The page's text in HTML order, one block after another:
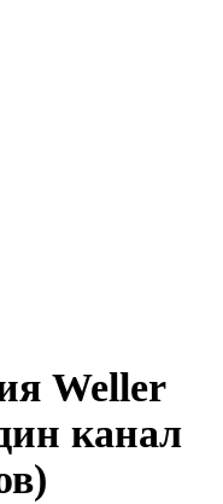
Weller
канал